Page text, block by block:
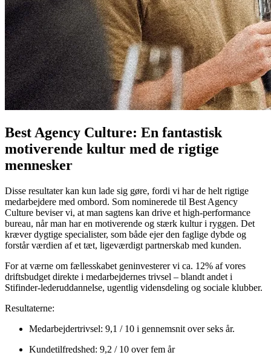
Best Agency Culture: En fantastisk
motiverende kultur med de rigtige
mennesker
Disse resultater kan kun lade sig gøre, fordi vi har de helt rigtige
medarbejdere med ombord. Som nominerede til Best Agency
Culture beviser vi, at man sagtens kan drive et high-performance
bureau, når man har en motiverende og stærk kultur i ryggen. Det
kræver dygtige specialister, som både ejer den faglige dybde og
forstår værdien af et tæt, ligeværdigt partnerskab med kunden.
For at værne om fællesskabet geninvesterer vi ca. 12% af vores
driftsbudget direkte i medarbejdernes trivsel – blandt andet i
Stifinder-lederuddannelse, ugentlig vidensdeling og sociale klubber.
Resultaterne:
Medarbejdertrivsel: 9,1 / 10 i gennemsnit over seks år.
Kundetilfredshed: 9,2 / 10 over fem år